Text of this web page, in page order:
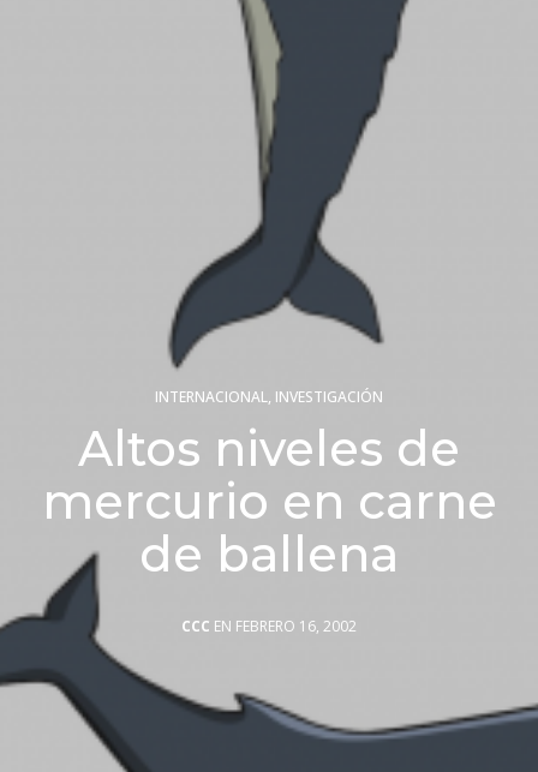
INTERNACIONAL, INVESTIGACIÓN
Altos niveles de
mercurio en carne
de ballena
CCC EN FEBRERO 16, 2002